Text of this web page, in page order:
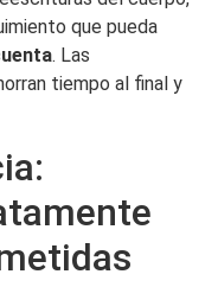
que pueda
. Las
tiempo al final y